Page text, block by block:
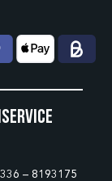
– 8193175